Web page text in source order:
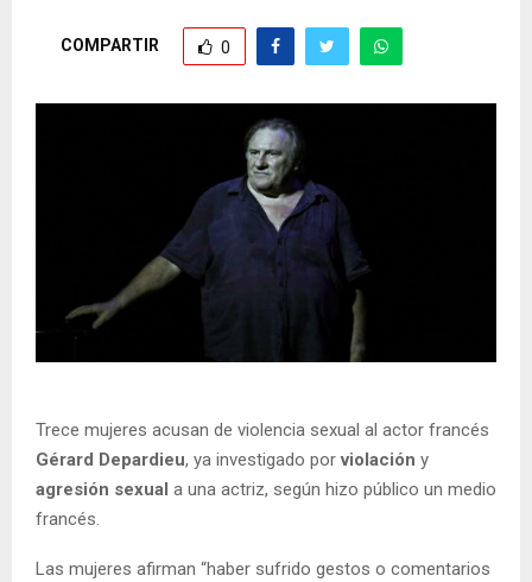
COMPARTIR 0
Trece mujeres acusan de violencia sexual al actor francés
Gérard Depardieu, ya investigado porviolación y
agresión sexual a una actriz, según hizo público un medio
francés.
Las mujeres afirman “haber sufrido gestos o comentarios